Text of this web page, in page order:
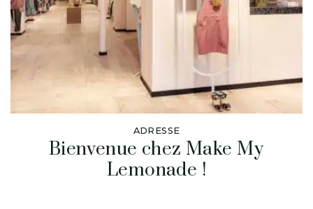
ADRESSE
Bienvenue chez Make My
Lemonade !